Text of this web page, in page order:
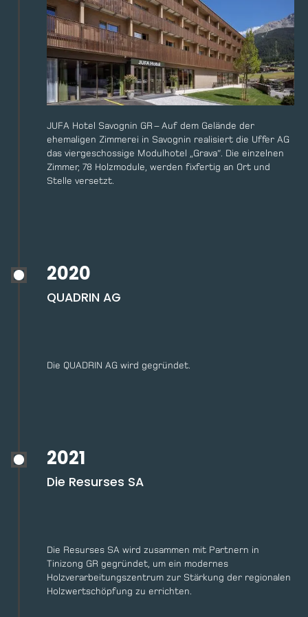
JUFA Hotel Savognin GR – Auf dem Gelände der
ehemaligen Zimmerei in Savognin realisiert die Uffer AG
das viergeschossige Modulhotel „Grava“. Die einzelnen
Zimmer, 78 Holzmodule, werden fixfertig an Ort und
Stelle versetzt.
2020
QUADRIN AG
Die QUADRIN AG wird gegründet.
2021
Die Resurses SA
Die Resurses SA wird zusammen mit Partnern in
Tinizong GR gegründet, um ein modernes
Holzverarbeitungszentrum zur Stärkung der regionalen
Holzwertschöpfung zu errichten.